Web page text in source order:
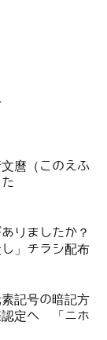
麿（このえふ
りましたか？
」チラシ配布
素記号の暗記方
認定へ 「ニホ